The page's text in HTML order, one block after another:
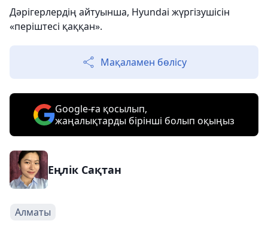
Дәрігерлердің айтуынша, Hyundai жүргізушісін
«періштесі қаққан».
Мақаламен бөлісу
Google-ға қосылып,
жаңалықтарды бірінші болып оқыңыз
Еңлік Сақтан
Алматы